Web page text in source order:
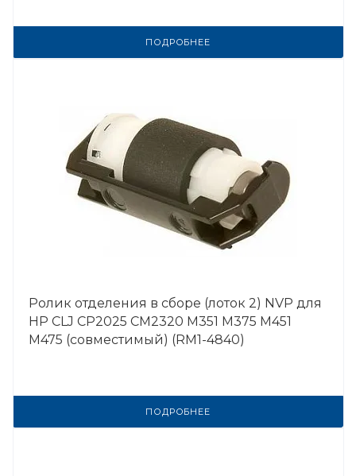
ПОДРОБНЕЕ
Ролик отделения в сборе (лоток 2) NVP для
HP CLJ CP2025 CM2320 M351 M375 M451
M475 (совместимый) (RM1-4840)
ПОДРОБНЕЕ